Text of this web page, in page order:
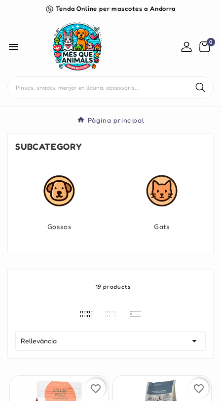
Tenda Online per mascotes a Andorra
 0
Pàgina principal
SUBCATEGORY
Gossos Gats
19 products
Rellevància 
favorite_border favorite_border